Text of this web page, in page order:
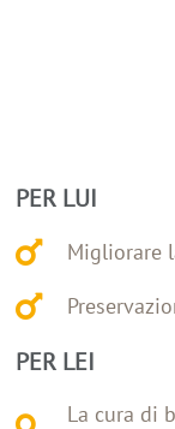
PER LUI
Migliorare
PER LEI
La cura di